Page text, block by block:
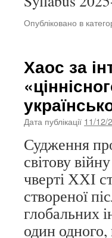
Опубліковано в
Хаос за
Дата публікації 11/12/
Судження
світову
чверті ХХІ
створеної
глобальних
один одного,